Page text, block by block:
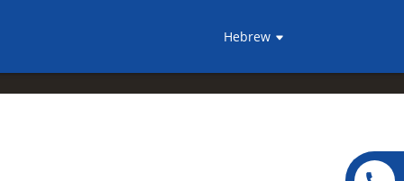
Hebrew